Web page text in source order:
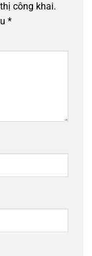
công khai.
*